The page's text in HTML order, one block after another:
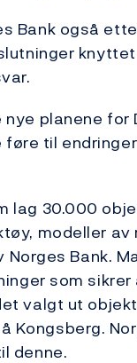
Bank også
nye planene
føre til
lag 30.000
modeller
Bank.
som
valgt ut
Kongsberg.
denne.